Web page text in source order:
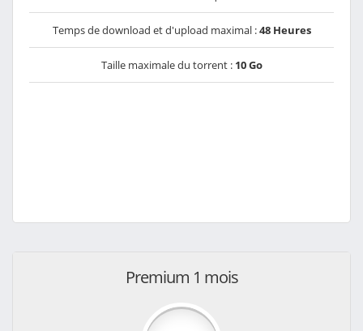
Temps de download et d'upload maximal :48 Heures
Taille maximale du torrent : 10 Go
Premium 1 mois